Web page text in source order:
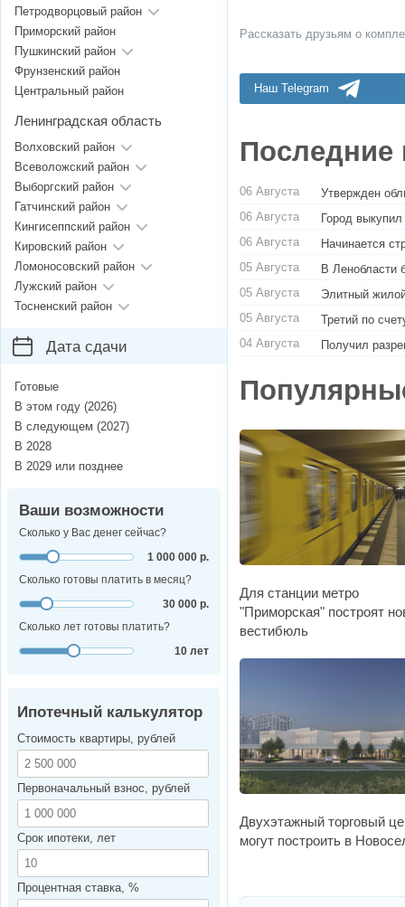
Рассказать друзьям о
Наш Telegram
Последние
06 Августа
Утвержден
06 Августа
Город
06 Августа
Начинается
05 Августа
В Ленобласти
05 Августа
Элитный
05 Августа
Третий по
04 Августа
Получил
Для станции метро
"Приморская" построят
вестибюль
Двухэтажный торговый
могут построить в
Петродворцовый район
Приморский район
Пушкинский район
Фрунзенский район
Центральный район
Ленинградская область
Волховский район
Всеволожский район
Выборгский район
Гатчинский район
Кингисеппский район
Кировский район
Ломоносовский район
Лужский район
Тосненский район
Дата сдачи
Готовые
В этом году (2026)
В следующем (2027)
В 2028
В 2029 или позднее
Ваши возможности
Сколько у Вас денег сейчас?
1 000 000 р.
Сколько готовы платить в месяц?
30 000 р.
Сколько лет готовы платить?
10 лет
Ипотечный калькулятор
Стоимость квартиры, рублей
Первоначальный взнос, рублей
Срок ипотеки, лет
Процентная ставка, %